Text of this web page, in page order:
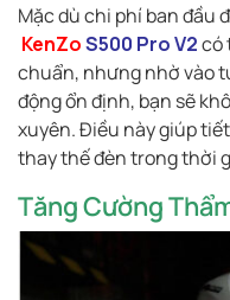
Mặc dù chi phí ban đầu
KenZoS500 Pro V2có
chuẩn, nhưng nhờ vào
động ổn định, bạn sẽ
xuyên. Điều này giúp
thay thế đèn trong thời
Tăng Cường